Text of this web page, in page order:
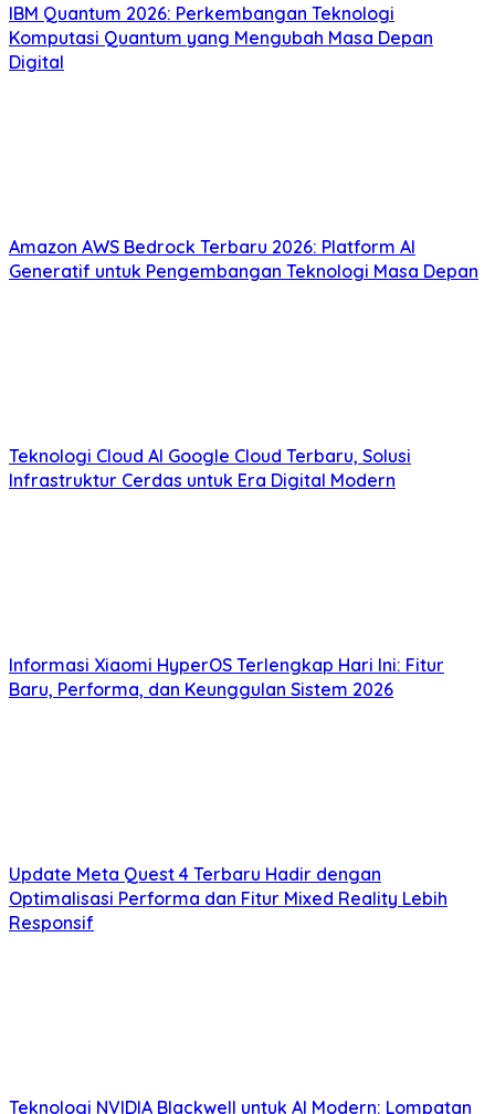
IBM Quantum 2026: Perkembangan Teknologi
Komputasi Quantum yang Mengubah Masa Depan
Digital
Amazon AWS Bedrock Terbaru 2026: Platform AI
Generatif untuk Pengembangan Teknologi Masa Depan
Teknologi Cloud AI Google Cloud Terbaru, Solusi
Infrastruktur Cerdas untuk Era Digital Modern
Informasi Xiaomi HyperOS Terlengkap Hari Ini: Fitur
Baru, Performa, dan Keunggulan Sistem 2026
Update Meta Quest 4 Terbaru Hadir dengan
Optimalisasi Performa dan Fitur Mixed Reality Lebih
Responsif
Teknologi NVIDIA Blackwell untuk AI Modern: Lompatan